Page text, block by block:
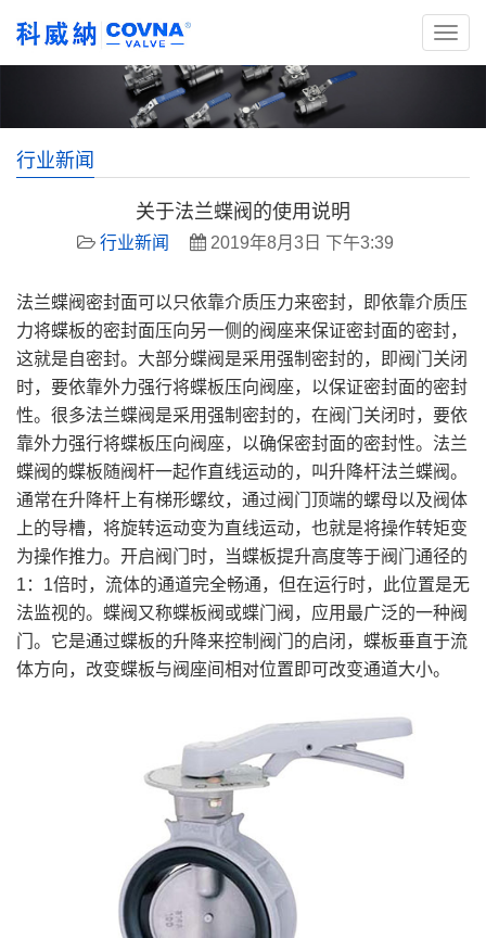
行业新闻
关于法兰蝶阀的使用说明
行业新闻 2019年8月3日 下午3:39
法兰蝶阀密封面可以只依靠介质压力来密封，即依靠介质压
力将蝶板的密封面压向另一侧的阀座来保证密封面的密封，
这就是自密封。大部分蝶阀是采用强制密封的，即阀门关闭
时，要依靠外力强行将蝶板压向阀座，以保证密封面的密封
性。很多法兰蝶阀是采用强制密封的，在阀门关闭时，要依
靠外力强行将蝶板压向阀座，以确保密封面的密封性。法兰
蝶阀的蝶板随阀杆一起作直线运动的，叫升降杆法兰蝶阀。
通常在升降杆上有梯形螺纹，通过阀门顶端的螺母以及阀体
上的导槽，将旋转运动变为直线运动，也就是将操作转矩变
为操作推力。开启阀门时，当蝶板提升高度等于阀门通径的
1：1倍时，流体的通道完全畅通，但在运行时，此位置是无
法监视的。蝶阀又称蝶板阀或蝶门阀，应用最广泛的一种阀
门。它是通过蝶板的升降来控制阀门的启闭，蝶板垂直于流
体方向，改变蝶板与阀座间相对位置即可改变通道大小。